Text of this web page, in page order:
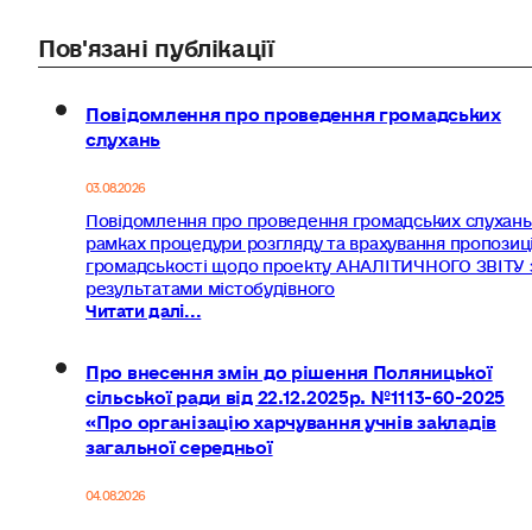
Пов'язані публікації
Повідомлення про проведення громадських
слухань
03.08.2026
Повідомлення про проведення громадських
рамках процедури розгляду та врахування
громадськості щодо проекту АНАЛІТИЧНОГО ЗВІТУ
результатами містобудівного
Читати далі...
Про внесення змін до рішення Поляницької
сільської ради від 22.12.2025р. №1113-60-2025
«Про організацію харчування учнів закладів
загальної середньої
04.08.2026